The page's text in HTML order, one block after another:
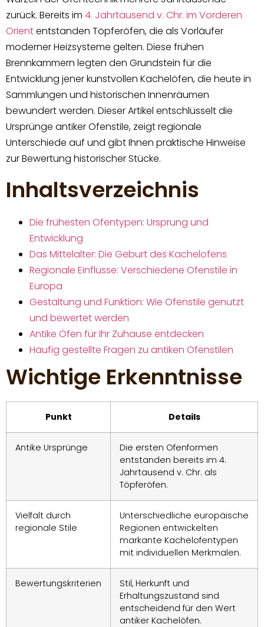
zurück. Bereits im 4. Jahrtausend v. Chr. im Vorderen
Oriententstanden Töpferöfen, die als Vorläufer
moderner Heizsysteme gelten. Diese frühen
Brennkammern legten den Grundstein für die
Entwicklung jener kunstvollen Kachelöfen, die heute in
Sammlungen und historischen Innenräumen
bewundert werden. Dieser Artikel entschlüsselt die
Ursprünge antiker Ofenstile, zeigt regionale
Unterschiede auf und gibt Ihnen praktische Hinweise
zur Bewertung historischer Stücke.
Inhaltsverzeichnis
Die frühesten Ofentypen: Ursprung und
Entwicklung
Das Mittelalter: Die Geburt des Kachelofens
Regionale Einflüsse: Verschiedene Ofenstile in
Europa
Gestaltung und Funktion: Wie Ofenstile genutzt
und bewertet werden
Antike Öfen für Ihr Zuhause entdecken
Häufig gestellte Fragen zu antiken Ofenstilen
Wichtige Erkenntnisse
Punkt Details
Antike Ursprünge
Die ersten Ofenformen
entstanden bereits im 4.
Jahrtausend v. Chr. als
Töpferöfen.
Vielfalt durch
regionale Stile
Unterschiedliche europäische
Regionen entwickelten
markante Kachelofentypen
mit individuellen Merkmalen.
Bewertungskriterien
Stil, Herkunft und
Erhaltungszustand sind
entscheidend für den Wert
antiker Kachelöfen.